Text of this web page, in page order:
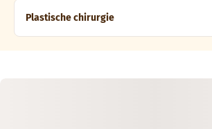
Plastische chirurgie